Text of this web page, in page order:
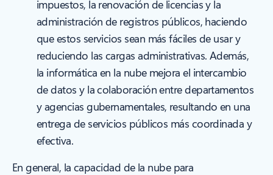
impuestos, la renovación de licencias y la
administración de registros públicos, haciendo
que estos servicios sean más fáciles de usar y
reduciendo las cargas administrativas. Además,
la informática en la nube mejora el intercambio
de datos y la colaboración entre departamentos
y agencias gubernamentales, resultando en una
entrega de servicios públicos más coordinada y
efectiva.
En general, la capacidad de la nube para